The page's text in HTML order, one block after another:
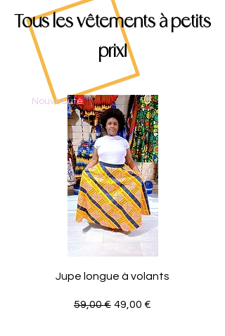
Tous les vêtements à petits
prix!
Nouveauté
Jupe longue à volants
Prix original
59,00 € Prix promotionnel
49,00 €